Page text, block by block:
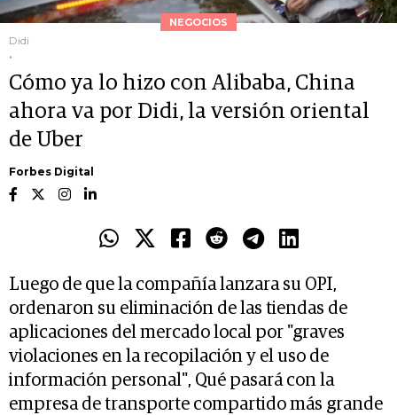
NEGOCIOS
Didi
.
Cómo ya lo hizo con Alibaba, China
ahora va por Didi, la versión oriental
de Uber
Forbes Digital
Luego de que la compañía lanzara su OPI,
ordenaron su eliminación de las tiendas de
aplicaciones del mercado local por "graves
violaciones en la recopilación y el uso de
información personal", Qué pasará con la
empresa de transporte compartido más grande